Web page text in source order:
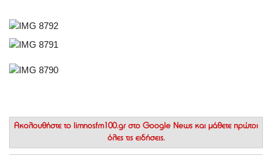
Ακολουθήστε το limnosfm100.gr στο Google News και μάθετε πρώτοι
όλες τις ειδήσεις.